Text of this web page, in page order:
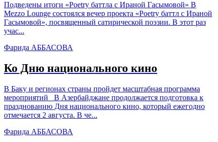
Подведены итоги «Poetry баттла с Ираной Гасымовой» В
Mezzo Lounge состоялся вечер проекта «Poetry баттл с Ираной
Гасымовой», посвященный сатирической поэзии. В этот раз
учас...
Фарида АББАСОВА
Ко Дню национального кино
В Баку и регионах страны пройдет масштабная программа
мероприятий В Азербайджане продолжается подготовка к
празднованию Дня национального кино, который ежегодно
отмечается 2 августа. В че...
Фарида АББАСОВА